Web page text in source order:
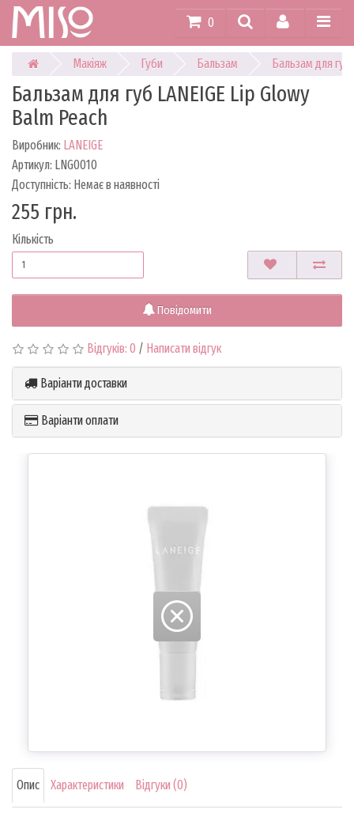
0
Макіяж Губи Бальзам Бальзам для губ
Бальзам для губ LANEIGE Lip Glowy
Balm Peach
Виробник: LANEIGE
Артикул: LNG0010
Доступність: Немає в наявності
255 грн.
Кількість
Повідомити
Відгуків: 0 / Написати відгук
Варіанти доставки
Варіанти оплати
Опис Характеристики Відгуки (0)